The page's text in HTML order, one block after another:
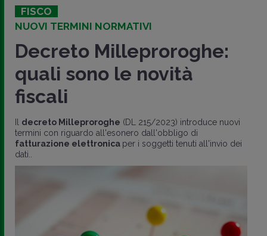
FISCO
NUOVI TERMINI NORMATIVI
Decreto Milleproroghe:
quali sono le novità
fiscali
decreto Milleproroghe (DL 215/2023) introduce nuovi
termini con riguardo all'esonero dall'obbligo di
fatturazione elettronica per i soggetti tenuti all'invio dei
dati..